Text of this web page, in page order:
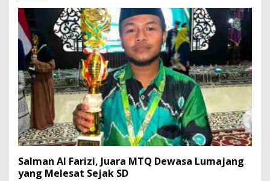
Salman Al Farizi, Juara MTQ Dewasa Lumajang
yang Melesat Sejak SD